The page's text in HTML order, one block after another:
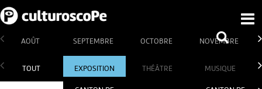
AOÛT SEPTEMBRE OCTOBRE NOVEMBRE
TOUT EXPOSITION THÉÂTRE MUSIQUE